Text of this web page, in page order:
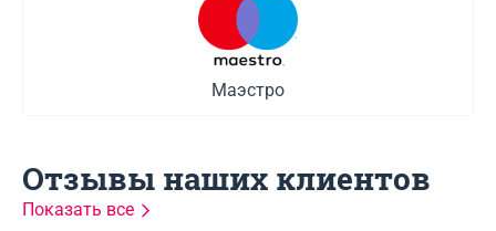
Маэстро
Отзывы наших клиентов
Показать все